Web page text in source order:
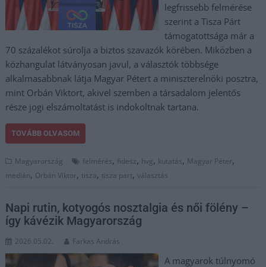
legfrissebb felmérése
szerint a Tisza Párt
támogatottsága már a
70 százalékot súrolja a biztos szavazók körében. Miközben a
közhangulat látványosan javul, a választók többsége
alkalmasabbnak látja Magyar Pétert a miniszterelnöki posztra,
mint Orbán Viktort, akivel szemben a társadalom jelentős
része jogi elszámoltatást is indokoltnak tartana.
TOVÁBB OLVASOM
Magyarország felmérés, fidesz, hvg, kutatás, Magyar Péter,
medián, Orbán Viktor, tisza, tisza part,választás
Napi rutin, kotyogós nosztalgia és női fölény –
így kávézik Magyarország
2026.05.02. Farkas András
A magyarok túlnyomó